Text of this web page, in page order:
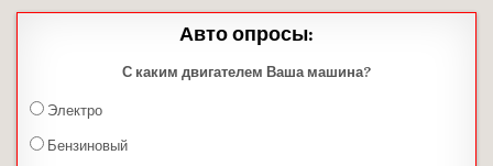
Авто опросы:
С каким двигателем Ваша машина?
Электро
Бензиновый